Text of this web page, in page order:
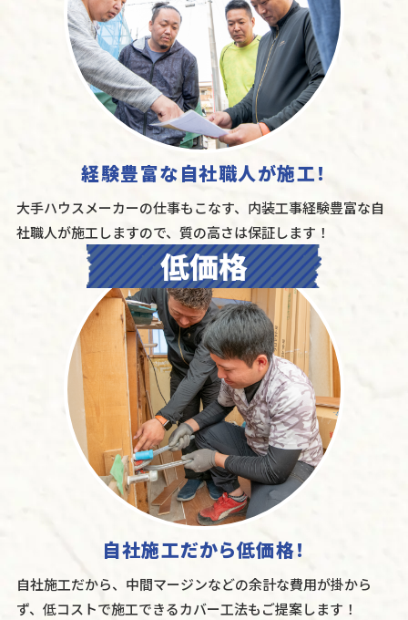
経験豊富な自社職人が施工！
大手ハウスメーカーの仕事もこなす、内装工事経験豊富な自
社職人が施工しますので、質の高さは保証します！
自社施工だから低価格！
自社施工だから、中間マージンなどの余計な費用が掛から
ず、低コストで施工できるカバー工法もご提案します！